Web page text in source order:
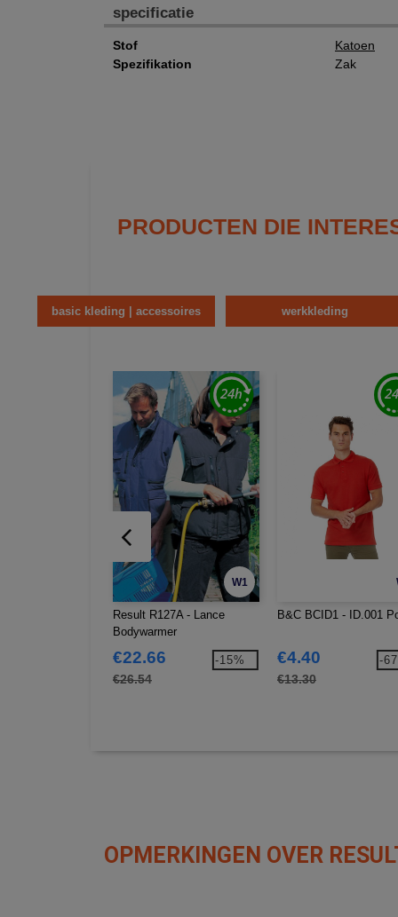
specificatie
Stof
Katoen
Spezifikation
Zak
PRODUCTEN DIE
basic kleding | accessoires werkkleding
W1
Result R127A - Lance
Bodywarmer
€22.66
€26.54
-15%
B&C BCID1 - ID.001
€4.40
€13.30
-
OPMERKINGEN OVER